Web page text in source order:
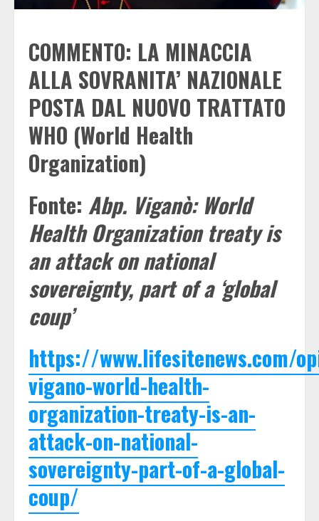
COMMENTO: LA MINACCIA
ALLA SOVRANITA’ NAZIONALE
POSTA DAL NUOVO TRATTATO
WHO (World Health
Organization)
Fonte: Abp. Viganò: World
Health Organization treaty is
an attack on national
sovereignty, part of a ‘global
coup’
https://www.lifesitenews.com/
vigano-world-health-
organization-treaty-is-an-
attack-on-national-
sovereignty-part-of-a-global-
coup/